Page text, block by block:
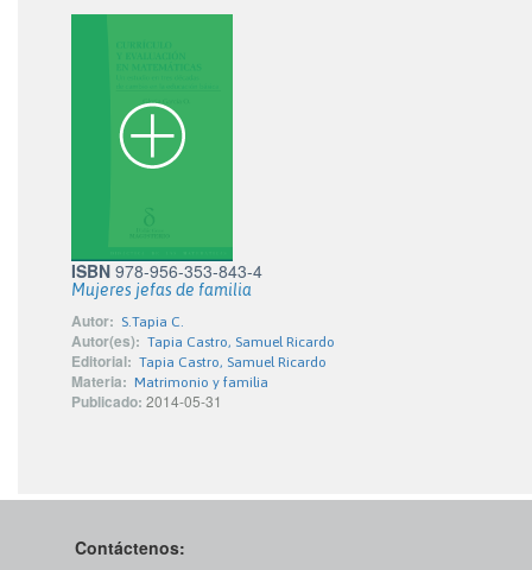
ISBN 978-956-353-843-4
Mujeres jefas de familia
Autor: S.Tapia C.
Autor(es): Tapia Castro, Samuel Ricardo
Editorial: Tapia Castro, Samuel Ricardo
Materia: Matrimonio y familia
Publicado: 2014-05-31
Contáctenos: